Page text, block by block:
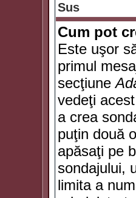
Sus
Cum pot
Este uşor
primul
secţiune
vedeţi
a crea
puţin două
apăsaţi pe
sondajului,
limita a